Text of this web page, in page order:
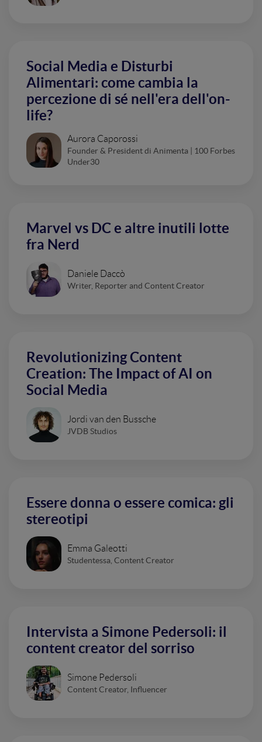
Social Media e Disturbi
Alimentari: come cambia la
percezione di sé nell'era dell'on-
life?
Aurora Caporossi
Founder & President di Animenta | 100 Forbes
Under30
Marvel vs DC e altre inutili lotte
fra Nerd
Daniele Daccò
Writer, Reporter and Content Creator
Revolutionizing Content
Creation: The Impact of AI on
Social Media
Jordi van den Bussche
JVDB Studios
Essere donna o essere comica: gli
stereotipi
Emma Galeotti
Studentessa, Content Creator
Intervista a Simone Pedersoli: il
content creator del sorriso
Simone Pedersoli
Content Creator, Influencer